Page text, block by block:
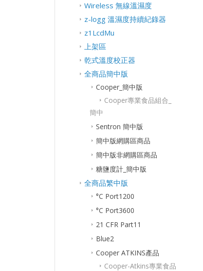
Wireless 無線溫濕度
z-logg 溫濕度持續紀錄器
z1LcdMu
上架區
乾式溫度校正器
全商品簡中版
Cooper_簡中版
Cooper專業食品組合_
簡中
Sentron 簡中版
簡中版網購區商品
簡中版非網購區商品
糖鹽度計_簡中版
全商品繁中版
°C Port1200
°C Port3600
21 CFR Part11
Blue2
Cooper ATKINS產品
Cooper-Atkins專業食品